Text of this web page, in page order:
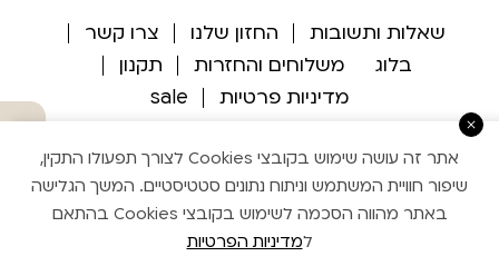
שאלות ותשובות החזון שלנו
צרו קשר
בלוג
משלוחים והחזרות
תקנון
מדיניות פרטיות
sale
מוזי עיצוב אתרים
אתר זה עושה שימוש בקובצי Cookies לצורך תפעולו התקין,
שיפור חוויית המשתמש וניתוח נתונים סטטיסטיים. המשך הגלישה
באתר מהווה הסכמה לשימוש בקובצי Cookies בהתאם
למדיניות הפרטיות